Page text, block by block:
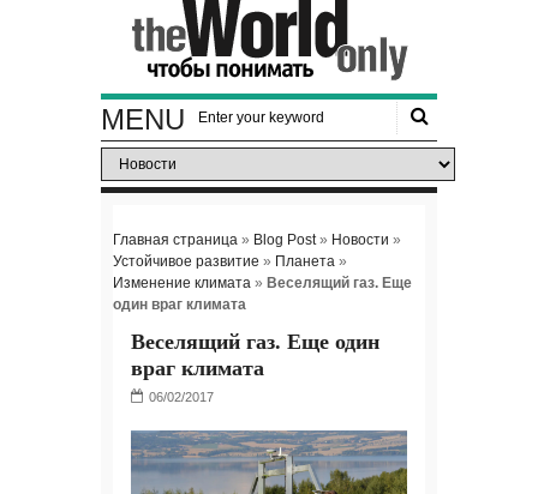
MENU
Главная страница » Blog Post» Новости »
Устойчивое развитие » Планета »
Изменение климата » Веселящий газ. Еще
один враг климата
Веселящий газ. Еще один
враг климата